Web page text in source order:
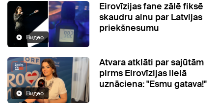
Видео
Eirovīzijas fane zālē fiksē
skaudru ainu par Latvijas
priekšnesumu
Видео
Atvara atklāti par sajūtām
pirms Eirovīzijas lielā
uznāciena: "Esmu gatava!"